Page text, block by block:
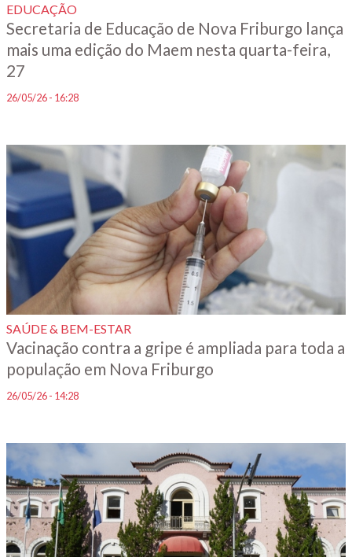
EDUCAÇÃO
Secretaria de Educação de Nova Friburgo lança
mais uma edição do Maem nesta quarta-feira,
27
26/05/26 - 16:28
SAÚDE & BEM-ESTAR
Vacinação contra a gripe é ampliada para toda a
população em Nova Friburgo
26/05/26 - 14:28